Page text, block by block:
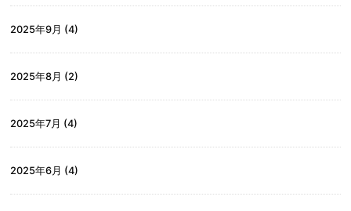
2025年9月 (4)
2025年8月 (2)
2025年7月 (4)
2025年6月 (4)